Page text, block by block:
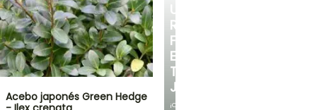
UN
RINCÓN
FRESCO
EN
TU
JARDÍN
¡Con
Acebo japonés Green Hedge